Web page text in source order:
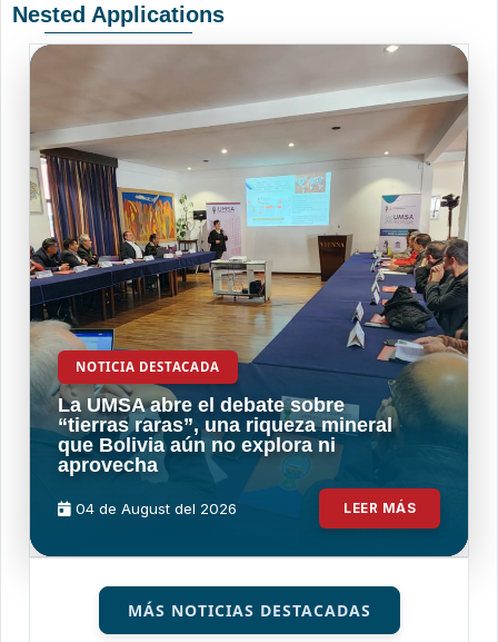
Nested Applications
NOTICIA DESTACADA
La UMSA abre el debate sobre
“tierras raras”, una riqueza mineral
que Bolivia aún no explora ni
aprovecha
04 de August del 2026 LEER MÁS
MÁS NOTICIAS DESTACADAS